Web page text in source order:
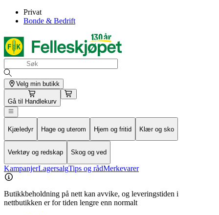
Privat
Bonde & Bedrift
Velg min butikk
Gå til Handlekurv
Kjæledyr Hage og uterom Hjem og fritid Klær og sko
Verktøy og redskap Skog og ved
KampanjerLagersalgTips og rådMerkevarer
Butikkbeholdning på nett kan avvike, og leveringstiden i
nettbutikken er for tiden lengre enn normalt